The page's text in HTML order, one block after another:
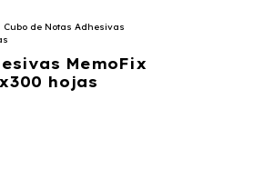
Cubo de Notas Adhesivas
MemoFix
hojas